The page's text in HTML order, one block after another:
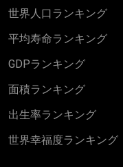
世界人口ランキング
平均寿命ランキング
GDPランキング
面積ランキング
出生率ランキング
世界幸福度ランキング